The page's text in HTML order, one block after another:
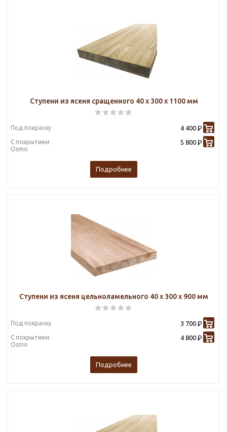
Ступени из ясеня сращенного 40 х 300 х 1100 мм
Под покраску 4 400 Р
С покрытием
Osmo
5 800 Р
Подробнее
Ступени из ясеня цельноламельного 40 х 300 х 900 мм
Под покраску 3 700 Р
С покрытием
Osmo
4 800 Р
Подробнее